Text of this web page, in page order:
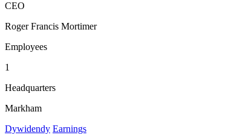
CEO
Roger Francis Mortimer
Employees
1
Headquarters
Markham
Dywidendy Earnings